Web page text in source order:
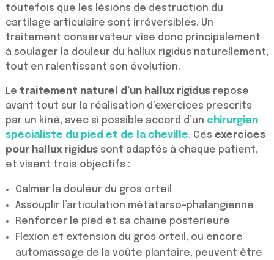
toutefois que les lésions de destruction du
cartilage articulaire sont irréversibles. Un
traitement conservateur vise donc principalement
à soulager la douleur du hallux rigidus naturellement,
tout en ralentissant son évolution.
Le traitement naturel d’un hallux rigidusrepose
avant tout sur la réalisation d’exercices prescrits
par un kiné, avec si possible accord d’un chirurgien
spécialiste du pied et de la cheville. Ces exercices
pour hallux rigidussont adaptés à chaque patient,
et visent trois objectifs :
Calmer la douleur du gros orteil
Assouplir l’articulation métatarso-phalangienne
Renforcer le pied et sa chaîne postérieure
Flexion et extension du gros orteil, ou encore
automassage de la voûte plantaire, peuvent être